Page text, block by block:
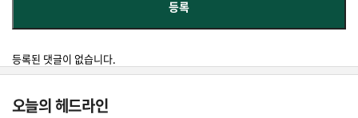
등록된 댓글이 없습니다.
오늘의 헤드라인